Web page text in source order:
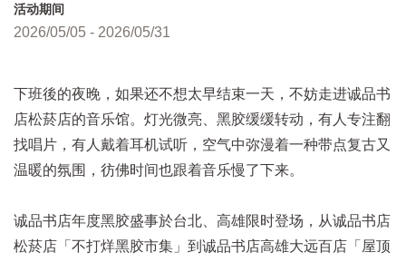
活动期间
2026/05/05 - 2026/05/31
下班後的夜晚，如果还不想太早结束一天，不妨走进诚品书
店松菸店的音乐馆。灯光微亮、黑胶缓缓转动，有人专注翻
找唱片，有人戴着耳机试听，空气中弥漫着一种带点复古又
温暖的氛围，彷佛时间也跟着音乐慢了下来。
诚品书店年度黑胶盛事於台北、高雄限时登场，从诚品书店
松菸店「不打烊黑胶市集」到诚品书店高雄大远百店「屋顶